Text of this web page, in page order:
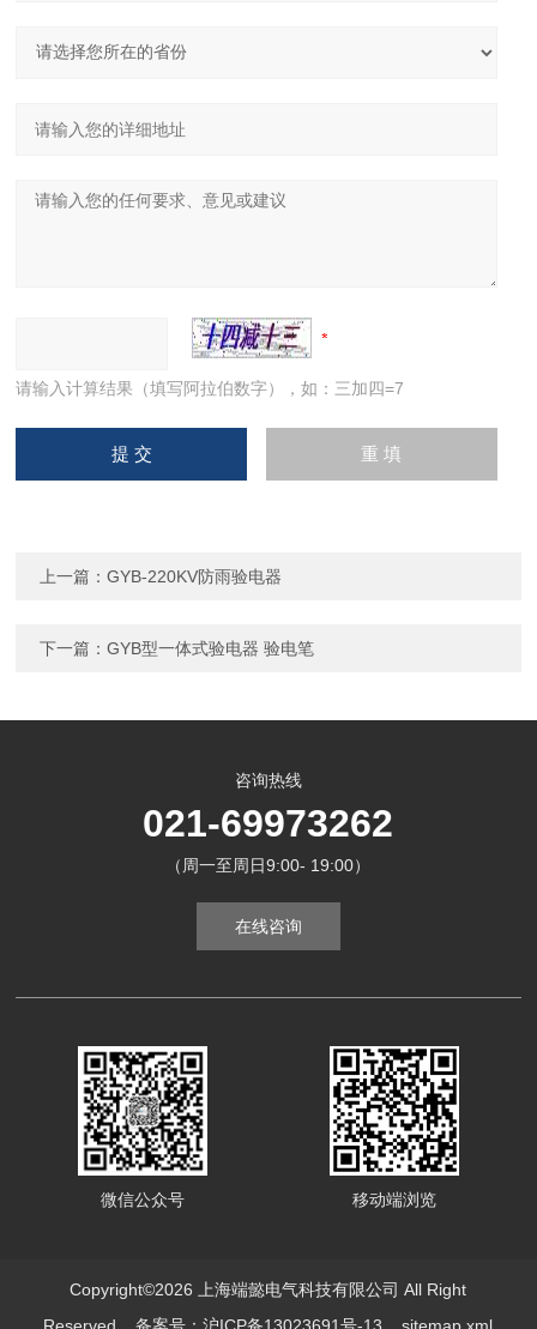
请输入计算结果（填写阿拉伯数字），如：三加四=7
上一篇：GYB-220KV防雨验电器
下一篇：GYB型一体式验电器 验电笔
咨询热线
021-69973262
（周一至周日9:00- 19:00）
在线咨询
微信公众号 移动端浏览
Copyright©2026 上海端懿电气科技有限公司 All Right